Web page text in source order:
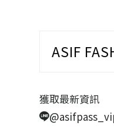
ASIF
獲取最新資訊